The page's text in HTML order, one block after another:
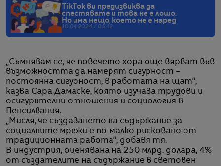
TikTok ви предизвиква да
спестявате и това не е лошо.
Но има нещо, което не е наред
10.04.2024 / 05:42
„Съмнявам се, че повечето хора още вярват във
възможността да намерят сигурност –
постоянна сигурност, в работата на щат“,
казва Сара Дамаске, която изучава трудови и
осигурителни отношения и социология в
Пенсилвания.
„Мисля, че създаването на съдържание за
социалните мрежи е по-малко рисковано от
традиционната работа“, добавя тя.
В индустрия, оценявана на 250 млрд. долара, 4%
от създателите на съдържание в световен